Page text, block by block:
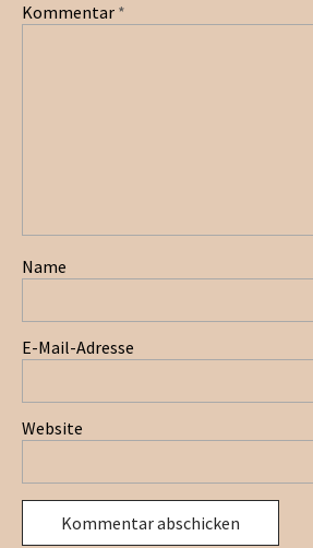
Kommentar *
Name
E-Mail-Adresse
Website